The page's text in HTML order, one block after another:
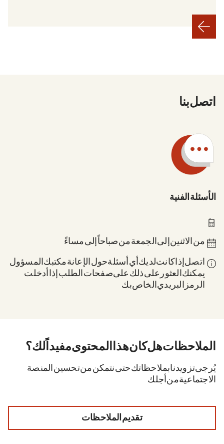
اتصل بنا
الأسئلة الفنية
من الاثنين إلى الجمعة من 8 صباحاً إلى 6 مساءً
اتصل إذا كانت لديك أي أسئلة حول الإعانة: مكتبك المسؤول.
يمكنك العثور على ذلك على صفحات الطلب إذا أدخلت
الرمز البريدي الخاص بك.
الملاحظات. هل كان هذا المحتوى مفيداً لك؟
يُرجى تزويدنا بملاحظاتك حتى نتمكن من تحسين المنصة
الاجتماعية من أجلك.
تقديم الملاحظات